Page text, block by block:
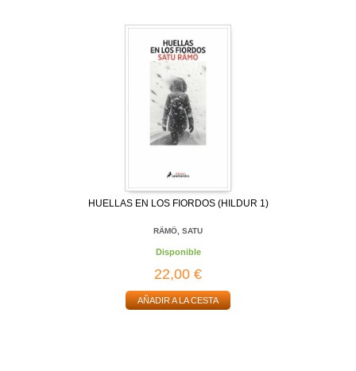
HUELLAS EN LOS FIORDOS (HILDUR 1)
RÄMÖ, SATU
Disponible
22,00 €
AÑADIR A LA CESTA